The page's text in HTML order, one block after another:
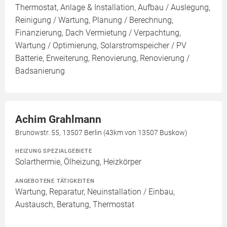
Thermostat, Anlage & Installation, Aufbau / Auslegung,
Reinigung / Wartung, Planung / Berechnung,
Finanzierung, Dach Vermietung / Verpachtung,
Wartung / Optimierung, Solarstromspeicher / PV
Batterie, Erweiterung, Renovierung, Renovierung /
Badsanierung
Achim Grahlmann
Brunowstr. 55, 13507 Berlin (43km von 13507 Buskow)
HEIZUNG SPEZIALGEBIETE
Solarthermie, Ölheizung, Heizkörper
ANGEBOTENE TÄTIGKEITEN
Wartung, Reparatur, Neuinstallation / Einbau,
Austausch, Beratung, Thermostat